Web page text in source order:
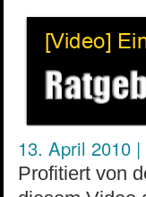
13. April 2010 |
Profitiert von